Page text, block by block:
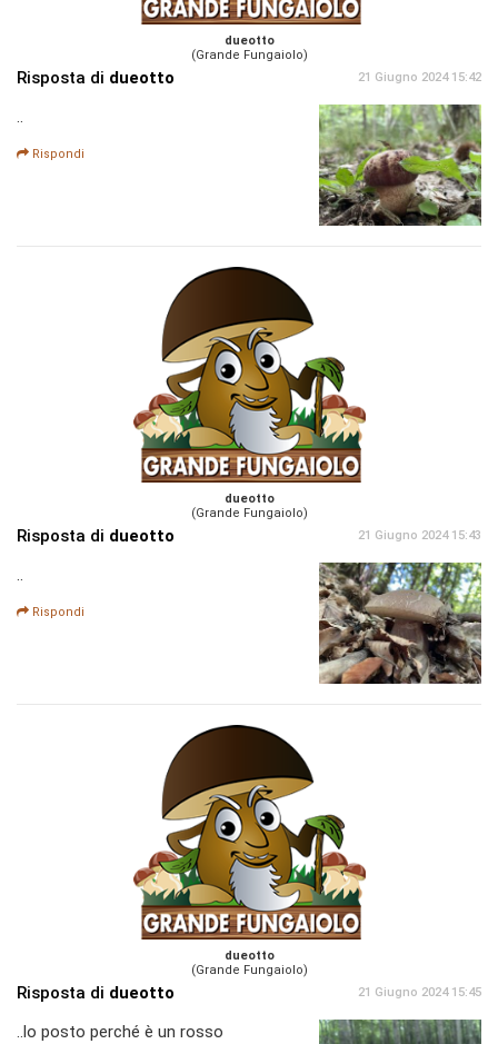
dueotto
(Grande Fungaiolo)
Risposta di dueotto 21 Giugno 2024 15:42
..
Rispondi
dueotto
(Grande Fungaiolo)
Risposta di dueotto 21 Giugno 2024 15:43
Rispondi
dueotto
(Grande Fungaiolo)
Risposta di dueotto 21 Giugno 2024 15:45
..lo posto perché è un rosso